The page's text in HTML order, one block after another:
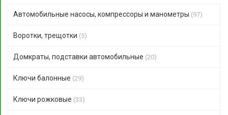
Автомобильные насосы, компрессоры и манометры (97)
Воротки, трещотки (5)
Домкраты, подставки автомобильные (20)
Ключи балонные (29)
Ключи рожковые (33)